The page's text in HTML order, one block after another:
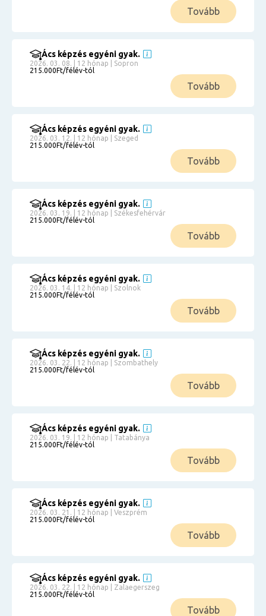
Tovább
Ács képzés egyéni gyak.
2026. 03. 08. | 12 hónap | Sopron
215.000Ft/félév-tól
Tovább
Ács képzés egyéni gyak.
2026. 03. 12. | 12 hónap | Szeged
215.000Ft/félév-tól
Tovább
Ács képzés egyéni gyak.
2026. 03. 19. | 12 hónap | Székesfehérvár
215.000Ft/félév-tól
Tovább
Ács képzés egyéni gyak.
2026. 03. 14. | 12 hónap | Szolnok
215.000Ft/félév-tól
Tovább
Ács képzés egyéni gyak.
2026. 03. 22. | 12 hónap | Szombathely
215.000Ft/félév-tól
Tovább
Ács képzés egyéni gyak.
2026. 03. 19. | 12 hónap | Tatabánya
215.000Ft/félév-tól
Tovább
Ács képzés egyéni gyak.
2026. 03. 21. | 12 hónap | Veszprém
215.000Ft/félév-tól
Tovább
Ács képzés egyéni gyak.
2026. 03. 22. | 12 hónap | Zalaegerszeg
215.000Ft/félév-tól
Tovább